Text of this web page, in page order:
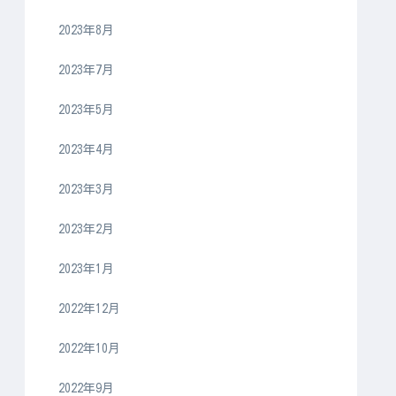
2023年8月
2023年7月
2023年5月
2023年4月
2023年3月
2023年2月
2023年1月
2022年12月
2022年10月
2022年9月